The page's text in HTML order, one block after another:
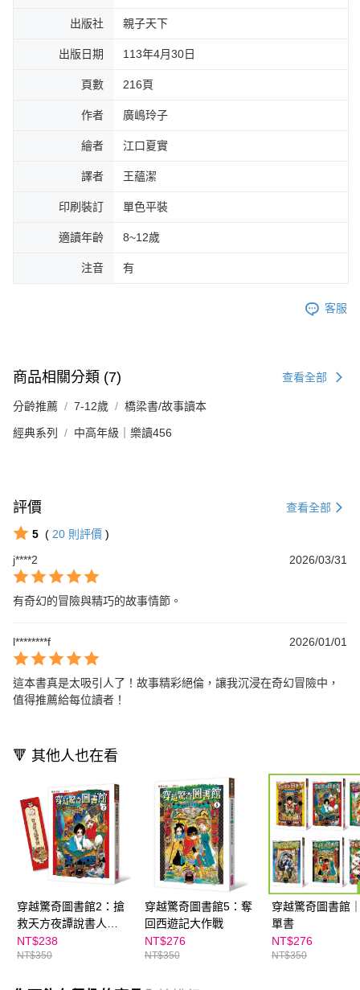
出版社 親子天下
出版日期 113年4月30日
頁數 216頁
作者 廣嶋玲子
繪者 江口夏實
譯者 王蘊潔
印刷裝訂 單色平裝
適讀年齡 8~12歲
注音 有
客服
商品相關分類 (7) 查看全部
分齡推薦 7-12歲 橋梁書/故事讀本
經典系列 中高年級｜樂讀456
評價 查看全部
5 ( 20 則評價 )
j****2
2026/03/31
有奇幻的冒險與精巧的故事情節。
l********f 2026/01/01
這本書真是太吸引人了！故事精彩絕倫，讓我沉浸在奇幻冒險中，
值得推薦給每位讀者！
🔻 其他人也在看
穿越驚奇圖書館2：搶
救天方夜譚說書人👉
APP限定優惠
NT$238
NT$350
穿越驚奇圖書館5：奪
回西遊記大作戰
NT$276
NT$350
穿越驚奇圖書館
單書
NT$276
NT$350